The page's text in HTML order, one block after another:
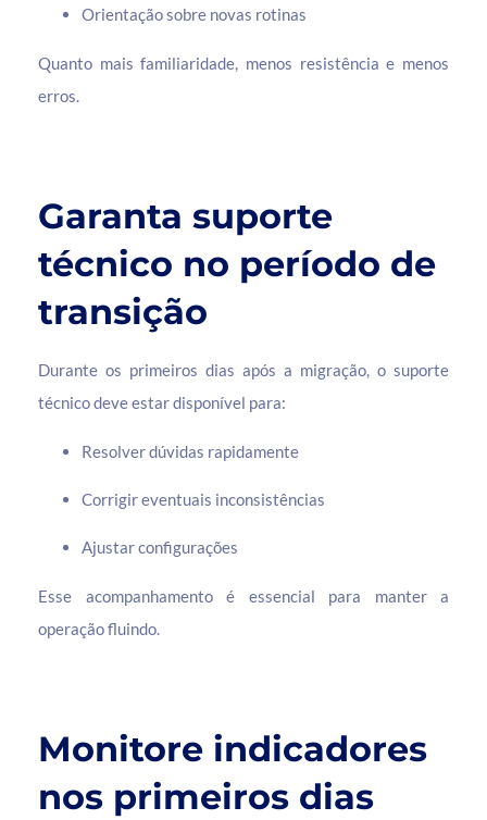
Orientação sobre novas rotinas
Quanto mais familiaridade, menos resistência e menos
erros.
Garanta suporte
técnico no período de
transição
Durante os primeiros dias após a migração, o suporte
técnico deve estar disponível para:
Resolver dúvidas rapidamente
Corrigir eventuais inconsistências
Ajustar configurações
Esse acompanhamento é essencial para manter a
operação fluindo.
Monitore indicadores
nos primeiros dias